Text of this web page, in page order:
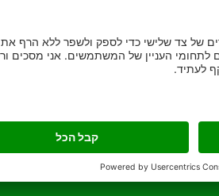
וכשותית, אינו שטיף ובעל טווח
פעולה ארוך.